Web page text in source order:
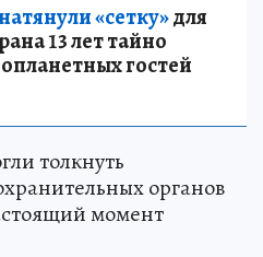
«сетку»для
13 лет тайно
гостей
толкнуть
органов
момент